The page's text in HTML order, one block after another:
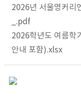
2026년 서울영커리
_.pdf
2026학년도 여름학
안내 포함).xlsx